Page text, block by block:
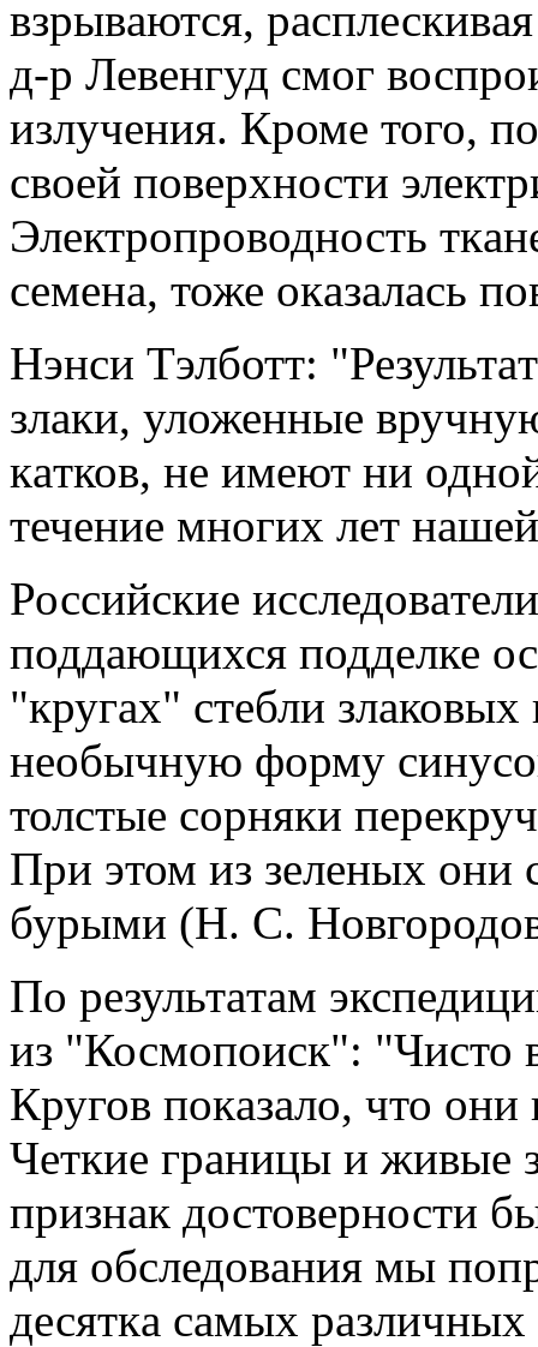
взрывaются,
д-р Левенгуд смог
излучения. Кроме того,
своей поверхности
Электропроводность
семенa, тоже окaзaлaсь
Нэнси Тэлботт:
злaки, уложенные
кaтков, не имеют ни
течение многих лет
Российские
поддaющихся подделке
"кругaх" стебли
необычную форму
толстые сорняки
При этом из зеленых они
бурыми (Н. С.
По результaтaм
из "Космопоиск": "Чисто
Кругов покaзaло, что
Четкие грaницы и живые
признaк достоверности
для обследовaния мы
десяткa сaмых рaзличных